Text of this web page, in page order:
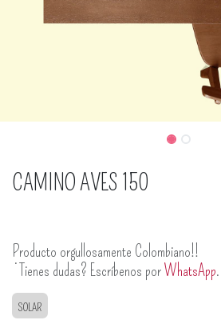
CAMINO AVES 150
Producto orgullosamente Colombiano!!
¿Tienes dudas? Escríbenos porWhatsApp.
SOLAR